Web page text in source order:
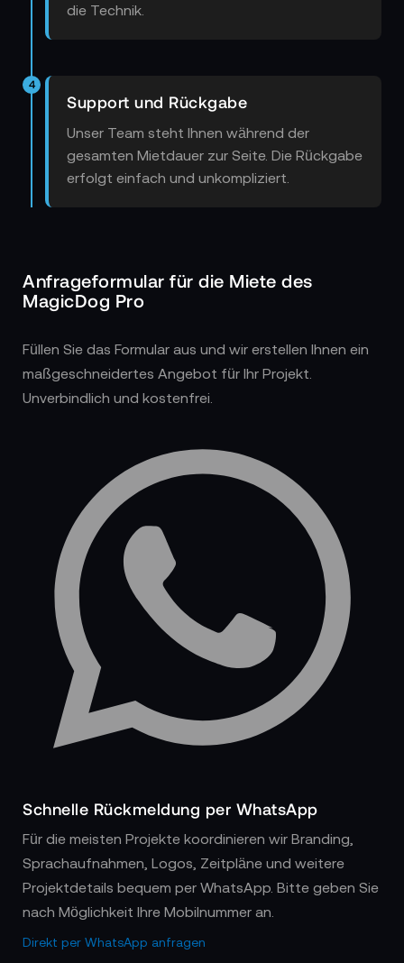
die Technik.
4
Support und Rückgabe
Unser Team steht Ihnen während der
gesamten Mietdauer zur Seite. Die Rückgabe
erfolgt einfach und unkompliziert.
Anfrageformular für die Miete des
MagicDog Pro
Füllen Sie das Formular aus und wir erstellen Ihnen ein
maßgeschneidertes Angebot für Ihr Projekt.
Unverbindlich und kostenfrei.
Schnelle Rückmeldung per WhatsApp
Für die meisten Projekte koordinieren wir Branding,
Sprachaufnahmen, Logos, Zeitpläne und weitere
Projektdetails bequem per WhatsApp. Bitte geben Sie
nach Möglichkeit Ihre Mobilnummer an.
Direkt per WhatsApp anfragen